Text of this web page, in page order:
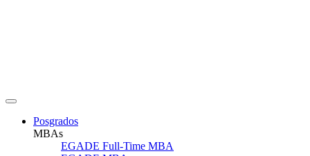
Posgrados
MBAs
EGADE Full-Time MBA